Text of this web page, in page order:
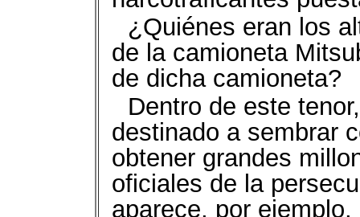
¿Quiénes eran los
de la camioneta
de dicha camioneta?
Dentro de este
destinado a sembrar
obtener grandes
oficiales de la
aparece, por